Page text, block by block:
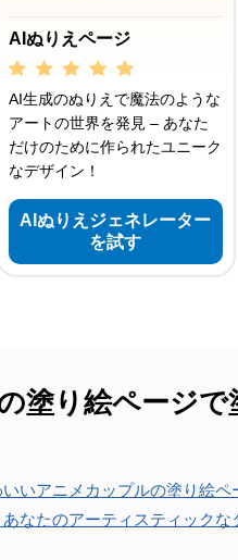
AIぬりえページ
AI生成のぬりえで魔法のような
アートの世界を発見 – あなた
だけのために作られたユニーク
なデザイン！
AIぬりえジェネレーター
を試す
塗り絵ページで
いアニメカップルの塗り絵ペ
なたのアーティスティックな